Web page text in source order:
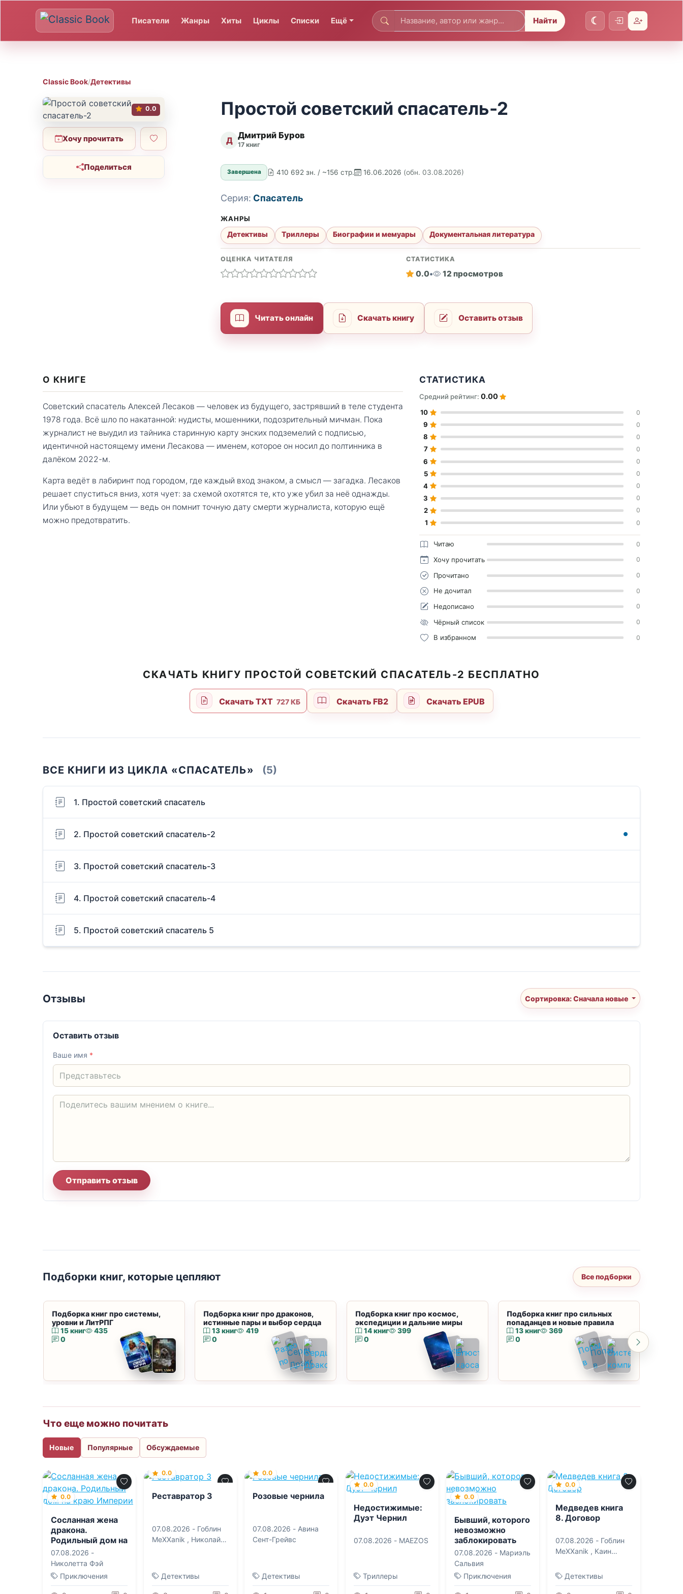
Писатели Жанры Хиты Циклы Списки Ещё Найти
Classic Book/Детективы
0.0
Хочу прочитать
Поделиться
Простой советский спасатель-2
Д Дмитрий Буров
17 книг
Завершена 410 692 зн. / ~156 стр. 16.06.2026 (обн. 03.08.2026)
Серия: Спасатель
ЖАНРЫ
Детективы Триллеры Биографии и мемуары Документальная литература
ОЦЕНКА ЧИТАТЕЛЯ СТАТИСТИКА
0.0• 12 просмотров
Читать онлайн Скачать книгу Оставить отзыв
О КНИГЕ
Советский спасатель Алексей Лесаков — человек из будущего, застрявший в теле студента
1978 года. Всё шло по накатанной: нудисты, мошенники, подозрительный мичман. Пока
журналист не выудил из тайника старинную карту энских подземелий с подписью,
идентичной настоящему имени Лесакова — именем, которое он носил до полтинника в
далёком 2022-м.
Карта ведёт в лабиринт под городом, где каждый вход знаком, а смысл — загадка. Лесаков
решает спуститься вниз, хотя чует: за схемой охотятся те, кто уже убил за неё однажды.
Или убьют в будущем — ведь он помнит точную дату смерти журналиста, которую ещё
можно предотвратить.
СТАТИСТИКА
Средний рейтинг:0.00
10 0
9 0
8 0
7 0
6 0
5 0
4 0
3 0
2 0
1 0
Читаю 0
Хочу прочитать 0
Прочитано 0
Не дочитал 0
Недописано 0
Чёрный список 0
В избранном 0
СКАЧАТЬ КНИГУ ПРОСТОЙ СОВЕТСКИЙ СПАСАТЕЛЬ-2 БЕСПЛАТНО
Скачать TXT 727 КБ Скачать FB2 Скачать EPUB
ВСЕ КНИГИ ИЗ ЦИКЛА «СПАСАТЕЛЬ» (5)
1. Простой советский спасатель
2. Простой советский спасатель-2
3. Простой советский спасатель-3
4. Простой советский спасатель-4
5. Простой советский спасатель 5
Отзывы Сортировка: Сначала новые
Оставить отзыв
Ваше имя *
Отправить отзыв
Подборки книг, которые цепляют Все подборки
Подборка книг про системы,
уровни и ЛитРПГ
15 книг
435
0
Подборка книг про драконов,
истинные пары и выбор сердца
13 книг
419
0
Подборка книг про космос,
экспедиции и дальние миры
14 книг
399
0
Подборка книг про сильных
попаданцев и новые правила
13 книг
369
0
Что еще можно почитать
Новые Популярные Обсуждаемые
0.0
Сосланная жена
дракона.
Родильный дом на
краю Империи
07.08.2026 -
Николетта Фэй
Приключения
0.0
Реставратор 3
07.08.2026 - Гоблин
MeXXanik , Николай
Детективы
0.0
Розовые чернила
07.08.2026 - Авина
Сент-Грейвс
Детективы
0.0
Недостижимые:
Дуэт Чернил
07.08.2026 - MAEZOS
Триллеры
0.0
Бывший, которого
невозможно
заблокировать
07.08.2026 - Мариэль
Сальвия
Приключения
0.0
Медведев книга
8. Договор
07.08.2026 - Гоблин
MeXXanik , Каин
Детективы